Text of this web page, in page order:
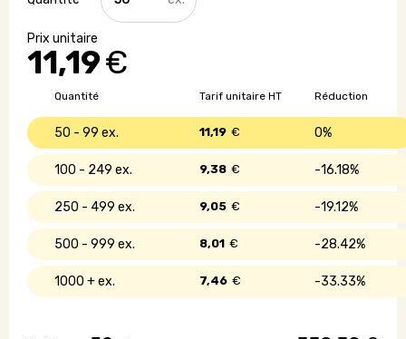
11,19€
Câble
charge
logo
Quantité Réduction
Tarif unitaire HT
50 - 99 0%
11,19 €
100 - 249 16.18%
9,38 €
250 - 499 19.12%
9,05 €
500 - 999 28.42%
8,01 €
1000 + 33.33%
7,46 €